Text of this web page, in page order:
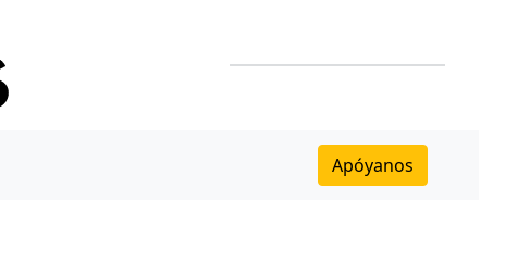
Apóyanos